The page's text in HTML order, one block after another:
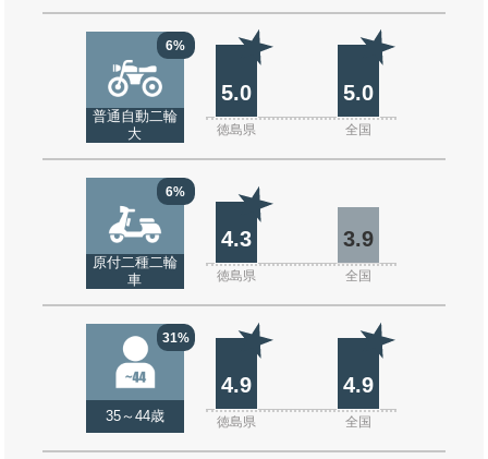
6%
普通自動二輪
大
5.0 5.0
徳島県 全国
6%
原付二種二輪
車
4.3 3.9
徳島県 全国
31%
35～44歳
4.9 4.9
徳島県 全国